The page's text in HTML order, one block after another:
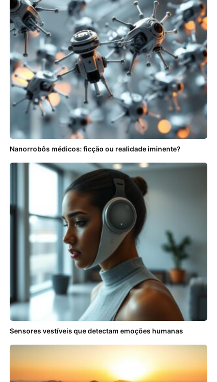
Nanorrobôs médicos: ficção ou realidade iminente?
Sensores vestíveis que detectam emoções humanas